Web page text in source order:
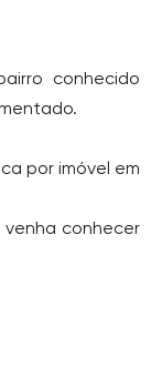
conhecido
por imóvel em
conhecer